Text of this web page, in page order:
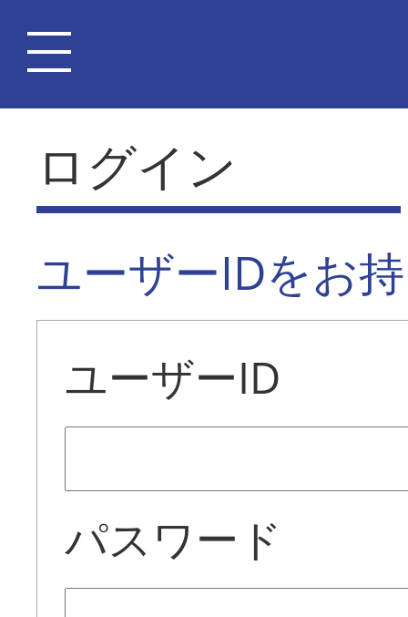
ログイン
ユーザーIDをお
ユーザーID
パスワード